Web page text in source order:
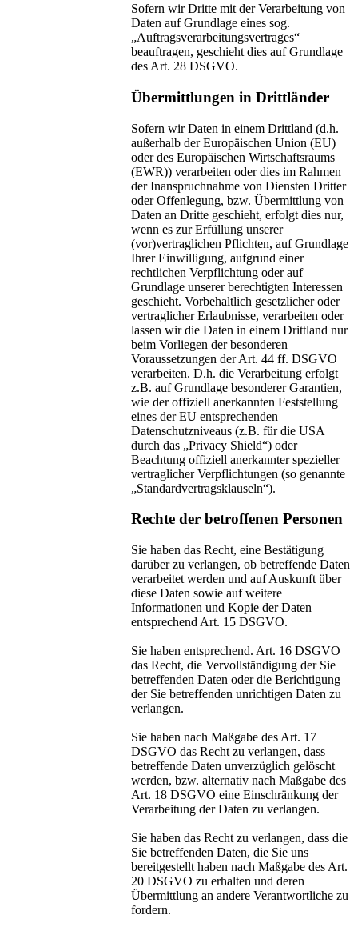
Sofern wir Dritte mit der Verarbeitung von
Daten auf Grundlage eines sog.
„Auftragsverarbeitungsvertrages“
beauftragen, geschieht dies auf Grundlage
des Art. 28 DSGVO.
Übermittlungen in Drittländer
Sofern wir Daten in einem Drittland (d.h.
außerhalb der Europäischen Union (EU)
oder des Europäischen Wirtschaftsraums
(EWR)) verarbeiten oder dies im Rahmen
der Inanspruchnahme von Diensten Dritter
oder Offenlegung, bzw. Übermittlung von
Daten an Dritte geschieht, erfolgt dies nur,
wenn es zur Erfüllung unserer
(vor)vertraglichen Pflichten, auf Grundlage
Ihrer Einwilligung, aufgrund einer
rechtlichen Verpflichtung oder auf
Grundlage unserer berechtigten Interessen
geschieht. Vorbehaltlich gesetzlicher oder
vertraglicher Erlaubnisse, verarbeiten oder
lassen wir die Daten in einem Drittland nur
beim Vorliegen der besonderen
Voraussetzungen der Art. 44 ff. DSGVO
verarbeiten. D.h. die Verarbeitung erfolgt
z.B. auf Grundlage besonderer Garantien,
wie der offiziell anerkannten Feststellung
eines der EU entsprechenden
Datenschutzniveaus (z.B. für die USA
durch das „Privacy Shield“) oder
Beachtung offiziell anerkannter spezieller
vertraglicher Verpflichtungen (so genannte
„Standardvertragsklauseln“).
Rechte der betroffenen Personen
Sie haben das Recht, eine Bestätigung
darüber zu verlangen, ob betreffende Daten
verarbeitet werden und auf Auskunft über
diese Daten sowie auf weitere
Informationen und Kopie der Daten
entsprechend Art. 15 DSGVO.
Sie haben entsprechend. Art. 16 DSGVO
das Recht, die Vervollständigung der Sie
betreffenden Daten oder die Berichtigung
der Sie betreffenden unrichtigen Daten zu
verlangen.
Sie haben nach Maßgabe des Art. 17
DSGVO das Recht zu verlangen, dass
betreffende Daten unverzüglich gelöscht
werden, bzw. alternativ nach Maßgabe des
Art. 18 DSGVO eine Einschränkung der
Verarbeitung der Daten zu verlangen.
Sie haben das Recht zu verlangen, dass die
Sie betreffenden Daten, die Sie uns
bereitgestellt haben nach Maßgabe des Art.
20 DSGVO zu erhalten und deren
Übermittlung an andere Verantwortliche zu
fordern.